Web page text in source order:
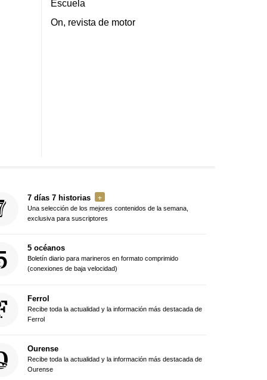
Escuela
On, revista de motor
7 días 7 historias
Una selección de los mejores contenidos de la semana,
exclusiva para suscriptores
5 océanos
Boletín diario para marineros en formato comprimido
(conexiones de baja velocidad)
Ferrol
Recibe toda la actualidad y la información más destacada de
Ferrol
Ourense
Recibe toda la actualidad y la información más destacada de
Ourense